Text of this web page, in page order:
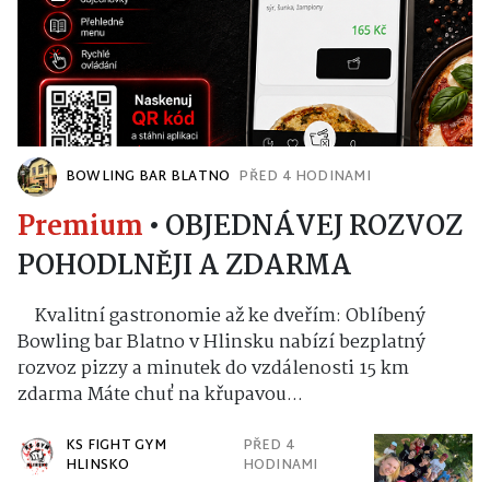
BOWLING BAR BLATNO PŘED 4 HODINAMI
Premium • OBJEDNÁVEJ ROZVOZ
POHODLNĚJI A ZDARMA
Kvalitní gastronomie až ke dveřím: Oblíbený
Bowling bar Blatno v Hlinsku nabízí bezplatný
rozvoz pizzy a minutek do vzdálenosti 15 km
zdarma Máte chuť na křupavou...
KS FIGHT GYM
HLINSKO
PŘED 4
HODINAMI